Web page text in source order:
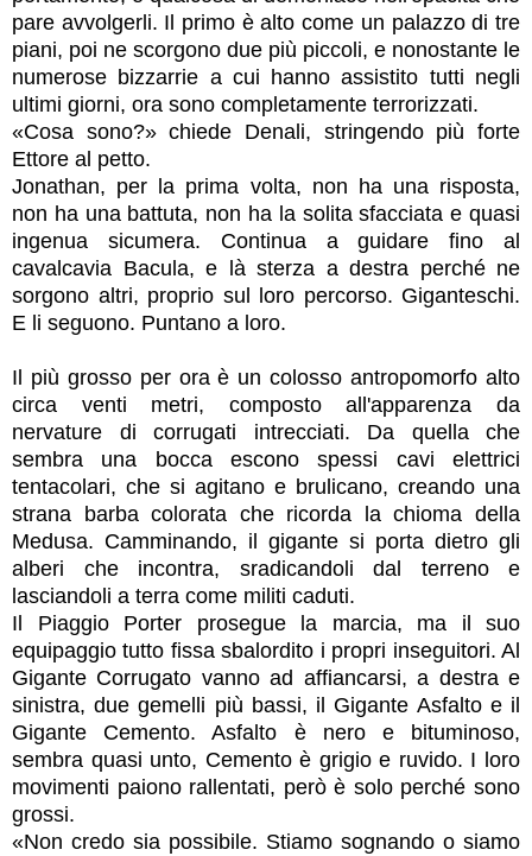
pare avvolgerli. Il primo è alto come un palazzo di tre
piani, poi ne scorgono due più piccoli, e nonostante le
numerose bizzarrie a cui hanno assistito tutti negli
ultimi giorni, ora sono completamente terrorizzati.
«Cosa sono?» chiede Denali, stringendo più forte
Ettore al petto.
Jonathan, per la prima volta, non ha una risposta,
non ha una battuta, non ha la solita sfacciata e quasi
ingenua sicumera. Continua a guidare fino al
cavalcavia Bacula, e là sterza a destra perché ne
sorgono altri, proprio sul loro percorso. Giganteschi.
E li seguono. Puntano a loro.
Il più grosso per ora è un colosso antropomorfo alto
circa venti metri, composto all'apparenza da
nervature di corrugati intrecciati. Da quella che
sembra una bocca escono spessi cavi elettrici
tentacolari, che si agitano e brulicano, creando una
strana barba colorata che ricorda la chioma della
Medusa. Camminando, il gigante si porta dietro gli
alberi che incontra, sradicandoli dal terreno e
lasciandoli a terra come militi caduti.
Il Piaggio Porter prosegue la marcia, ma il suo
equipaggio tutto fissa sbalordito i propri inseguitori. Al
Gigante Corrugato vanno ad affiancarsi, a destra e
sinistra, due gemelli più bassi, il Gigante Asfalto e il
Gigante Cemento. Asfalto è nero e bituminoso,
sembra quasi unto, Cemento è grigio e ruvido. I loro
movimenti paiono rallentati, però è solo perché sono
grossi.
«Non credo sia possibile. Stiamo sognando o siamo